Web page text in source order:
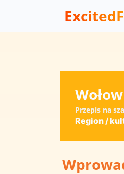
Przepis na
Region /